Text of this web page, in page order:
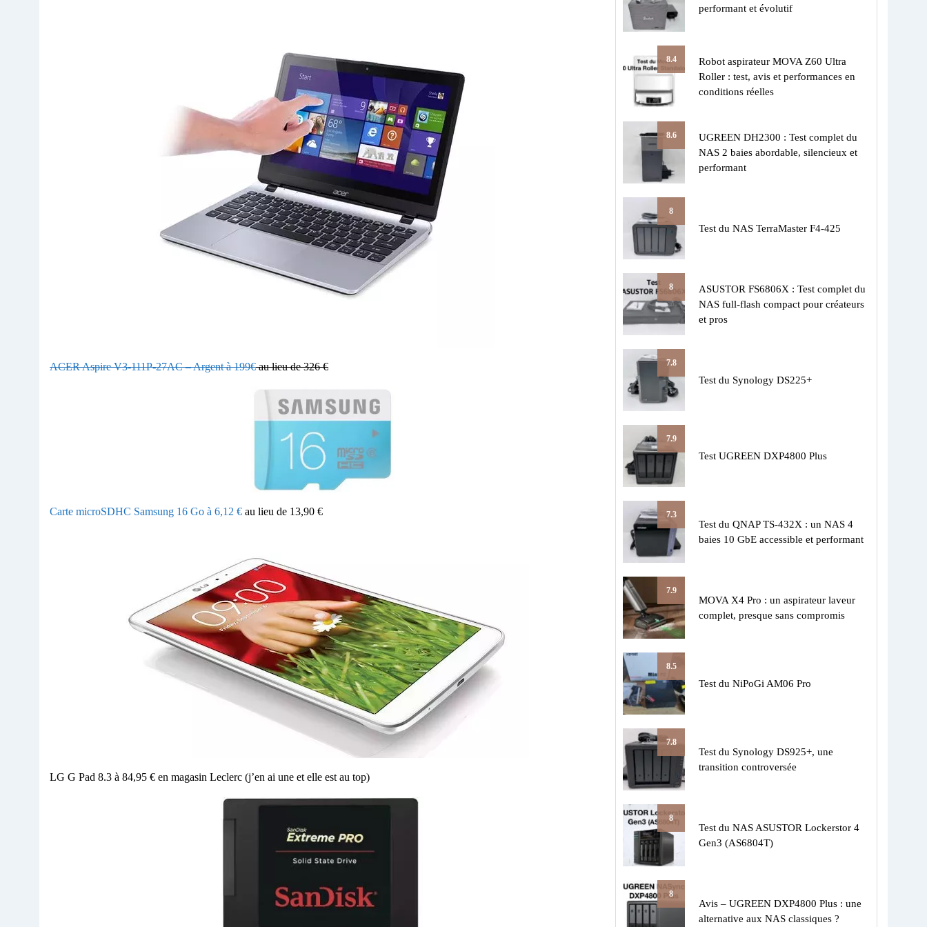
ACER Aspire V3-111P-27AC – Argent à 199€au lieu de 326 €
Carte microSDHC Samsung 16 Go à 6,12 € au lieu de 13,90 €
LG G Pad 8.3 à 84,95 € en magasin Leclerc (j’en ai une et elle est au top)
performant et évolutif
8.4
Robot aspirateur MOVA Z60 Ultra
Roller : test, avis et performances en
conditions réelles
8.6
UGREEN DH2300 : Test complet du
NAS 2 baies abordable, silencieux et
performant
8
Test du NAS TerraMaster F4-425
8
ASUSTOR FS6806X : Test complet du
NAS full-flash compact pour créateurs
et pros
7.8
Test du Synology DS225+
7.9
Test UGREEN DXP4800 Plus
7.3
Test du QNAP TS-432X : un NAS 4
baies 10 GbE accessible et performant
7.9
MOVA X4 Pro : un aspirateur laveur
complet, presque sans compromis
8.5
Test du NiPoGi AM06 Pro
7.8
Test du Synology DS925+, une
transition controversée
8
Test du NAS ASUSTOR Lockerstor 4
Gen3 (AS6804T)
8
Avis – UGREEN DXP4800 Plus : une
alternative aux NAS classiques ?